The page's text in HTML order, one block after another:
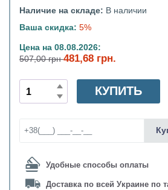
Наличие на складе: В наличии
Ваша скидка: 5%
Цена на 08.08.2026:
507,00 грн481,68 грн.
Удобные способы оплаты
Доставка по всей Украине по
КУПИТЬ